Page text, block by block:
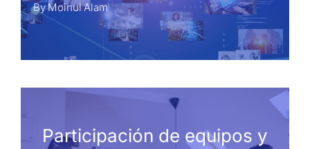
ByMoinul Alam
Participación de equipos y